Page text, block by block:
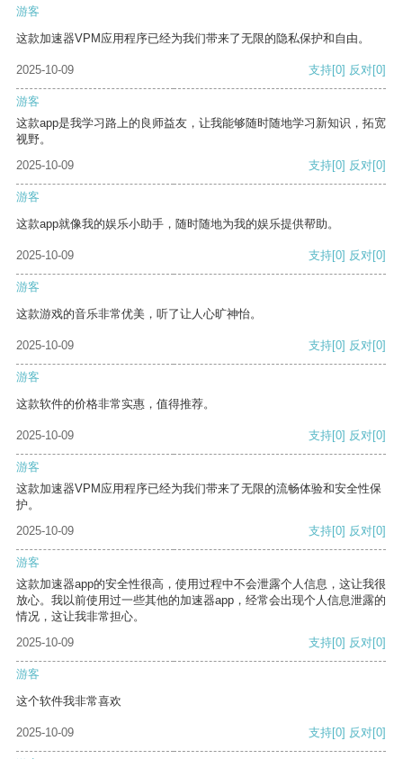
游客
这款加速器VPM应用程序已经为我们带来了无限的隐私保护和自由。
2025-10-09 支持[0] 反对[0]
游客
这款app是我学习路上的良师益友，让我能够随时随地学习新知识，拓宽
视野。
2025-10-09
支持[0] 反对[0]
游客
这款app就像我的娱乐小助手，随时随地为我的娱乐提供帮助。
2025-10-09 支持[0] 反对[0]
游客
这款游戏的音乐非常优美，听了让人心旷神怡。
2025-10-09 支持[0] 反对[0]
游客
这款软件的价格非常实惠，值得推荐。
2025-10-09 支持[0] 反对[0]
游客
这款加速器VPM应用程序已经为我们带来了无限的流畅体验和安全性保
护。
2025-10-09
支持[0] 反对[0]
游客
这款加速器app的安全性很高，使用过程中不会泄露个人信息，这让我很
放心。我以前使用过一些其他的加速器app，经常会出现个人信息泄露的
情况，这让我非常担心。
2025-10-09
支持[0] 反对[0]
游客
这个软件我非常喜欢
2025-10-09 支持[0] 反对[0]